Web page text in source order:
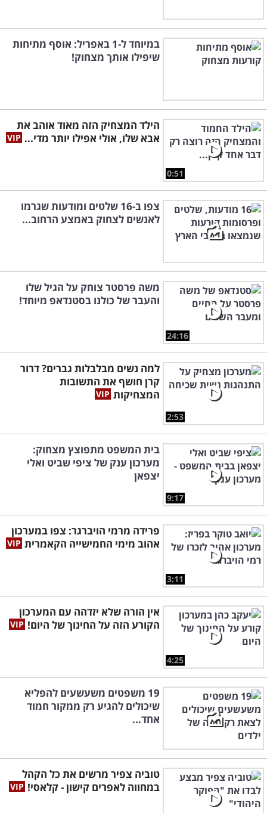
במיוחד ל-1 באפריל: אוסף מתיחות
שיפילו אותך מצחוק!
0:51
הילד המצחיק הזה מאוד אוהב את
אבא שלו, אולי אפילו יותר מדי...
צפו ב-16 שלטים ומודעות שגרמו
לאנשים לצחוק באמצע הרחוב...
24:16
משה פרסטר צוחק על הגיל שלו
והעבר של כולנו בסטנדאפ מיוחד!
2:53
למה נשים מבלבלות גברים? דרור
קרן חושף את התשובות
המצחיקות
9:17
בית המשפט מתפוצץ מצחוק:
מערכון ענק של ציפי שביט ואלי
יצפאן
3:11
פרידה מרמי הויברגר: צפו במערכון
אהוב מימי החמישייה הקאמרית
4:25
אין הורה שלא יזדהה עם המערכון
הקורע הזה על החינוך של היום!
19 משפטים משעשעים להפליא
שיכולים להגיע רק ממקור חמוד
אחד...
טוביה צפיר מרשים את כל הקהל
במחווה לאפרים קישון - קלאסי!